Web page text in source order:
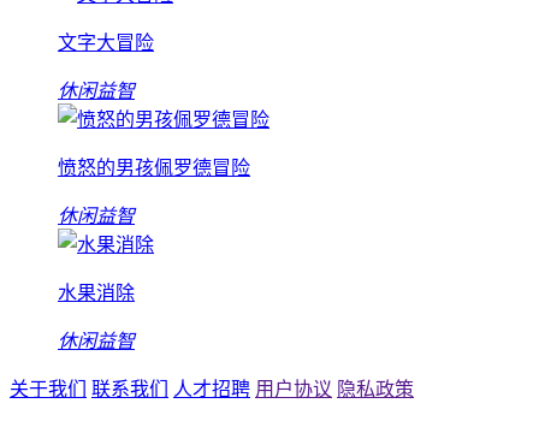
文字大冒险
休闲益智
愤怒的男孩佩罗德冒险
休闲益智
水果消除
休闲益智
关于我们 联系我们 人才招聘 用户协议 隐私政策